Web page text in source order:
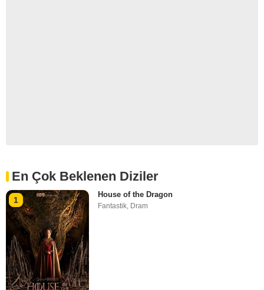
En Çok Beklenen Diziler
1
House of the Dragon
Fantastik, Dram